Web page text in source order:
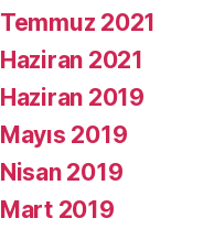
Temmuz 2021
Haziran 2021
Haziran 2019
Mayıs 2019
Nisan 2019
Mart 2019